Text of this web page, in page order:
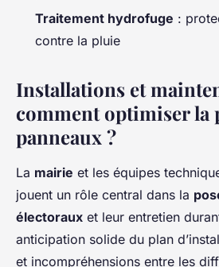
Traitement hydrofuge :
contre la pluie
Installations et
comment optimiser la
panneaux ?
La mairie et les équipes
jouent un rôle central dans la
électoraux et leur entretien
anticipation solide du plan
et incompréhensions entre les